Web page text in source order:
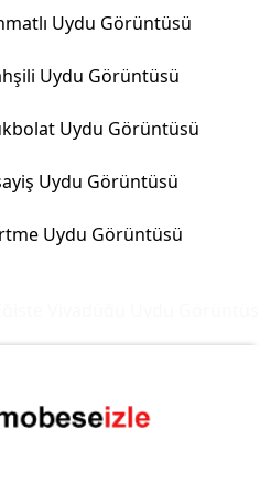
Uydu Görüntüsü
Uydu Görüntüsü
Uydu Görüntüsü
Uydu Görüntüsü
Uydu Görüntüsü